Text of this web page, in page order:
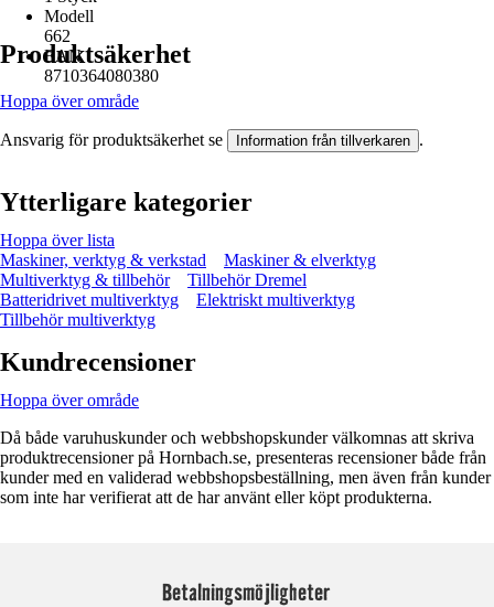
Modell
662
EAN
8710364080380
Produktsäkerhet
Hoppa över område
Ansvarig för produktsäkerhet se Information från tillverkaren .
Ytterligare kategorier
Hoppa över lista
Maskiner, verktyg & verkstad
Maskiner & elverktyg
Multiverktyg & tillbehör
Tillbehör Dremel
Batteridrivet multiverktyg
Elektriskt multiverktyg
Tillbehör multiverktyg
Kundrecensioner
Hoppa över område
Då både varuhuskunder och webbshopskunder välkomnas att skriva
produktrecensioner på Hornbach.se, presenteras recensioner både från
kunder med en validerad webbshopsbeställning, men även från kunder
som inte har verifierat att de har använt eller köpt produkterna.
Betalningsmöjligheter